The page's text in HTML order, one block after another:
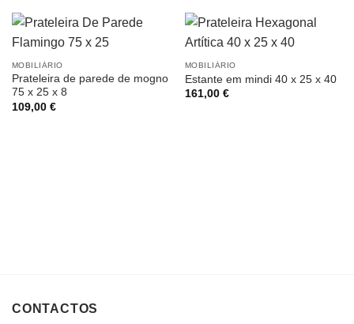
MOBILIÁRIO
Prateleira de parede de mogno
75 x 25 x 8
109,00 €
MOBILIÁRIO
Estante em mindi 40 x 25 x 40
161,00 €
CONTACTOS